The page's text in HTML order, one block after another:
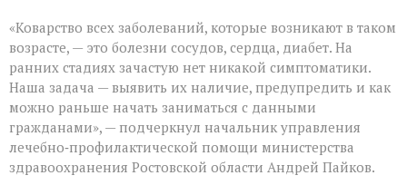
«Коварство всех заболеваний, которые возникают в таком
возрасте, — это болезни сосудов, сердца, диабет. На
ранних стадиях зачастую нет никакой симптоматики.
Наша задача — выявить их наличие, предупредить и как
можно раньше начать заниматься с данными
гражданами», — подчеркнул начальник управления
лечебно‑профилактической помощи министерства
здравоохранения Ростовской области Андрей Пайков.